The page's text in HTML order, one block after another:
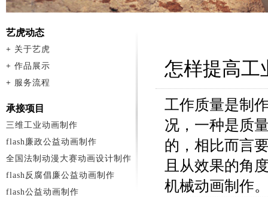
怎样提高工
工作质量是制
况，一种是质
的，相比而言
且从效果的角
机械动画制作
艺虎动态
+ 关于艺虎
+ 作品展示
+ 服务流程
承接项目
三维工业动画制作
flash廉政公益动画制作
全国法制动漫大赛动画设计制作
flash反腐倡廉公益动画制作
flash公益动画制作